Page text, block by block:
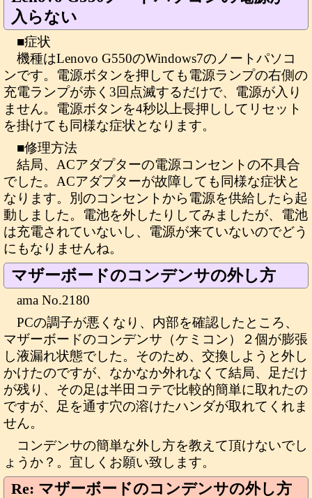
入らない
■症状
機種はLenovo G550のWindows7のノートパソコ
ンです。電源ボタンを押しても電源ランプの右側の
充電ランプが赤く3回点滅するだけで、電源が入り
ません。電源ボタンを4秒以上長押ししてリセット
を掛けても同様な症状となります。
■修理方法
結局、ACアダプターの電源コンセントの不具合
でした。ACアダプターが故障しても同様な症状と
なります。別のコンセントから電源を供給したら起
動しました。電池を外したりしてみましたが、電池
は充電されていないし、電源が来ていないのでどう
にもなりませんね。
マザーボードのコンデンサの外し方
ama No.2180
PCの調子が悪くなり、内部を確認したところ、
マザーボードのコンデンサ（ケミコン）２個が膨張
し液漏れ状態でした。そのため、交換しようと外し
かけたのですが、なかなか外れなくて結局、足だけ
が残り、その足は半田コテで比較的簡単に取れたの
ですが、足を通す穴の溶けたハンダが取れてくれま
せん。
コンデンサの簡単な外し方を教えて頂けないでし
ょうか？。宜しくお願い致します。
Re: マザーボードのコンデンサの外し方